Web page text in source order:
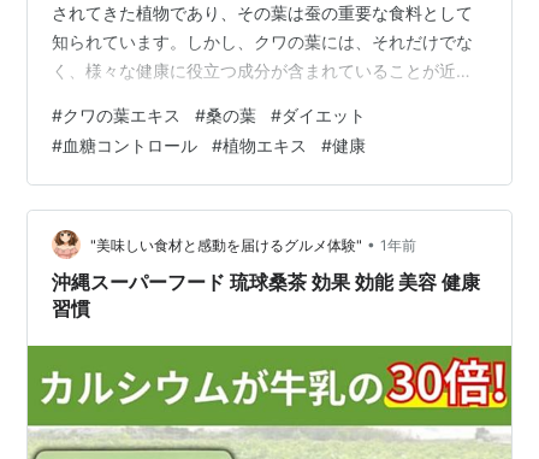
されてきた植物であり、その葉は蚕の重要な食料として
知られています。しかし、クワの葉には、それだけでな
く、様々な健康に役立つ成分が含まれていることが近年
豊富な栄養成分: ビタミン、ミネラル、食物繊維に加え、
特有の成分としてDNJ（1-デオキシノジリマイシン）や
GABA（γ-アミノ酪酸）、ケルセチンなどが含まれていま
す。 古くからの利用: 中国をはじめとするアジア地域
で、健康茶や漢方薬として古くから利用されてきまし
た。 穏やかな…
#クワの葉エキス #桑の葉 #ダイエット
#血糖コントロール #植物エキス #健康
"美味しい食材と感動を届けるグルメ体験" • 1年前
沖縄スーパーフード 琉球桑茶 効果 効能 美容 健康
習慣